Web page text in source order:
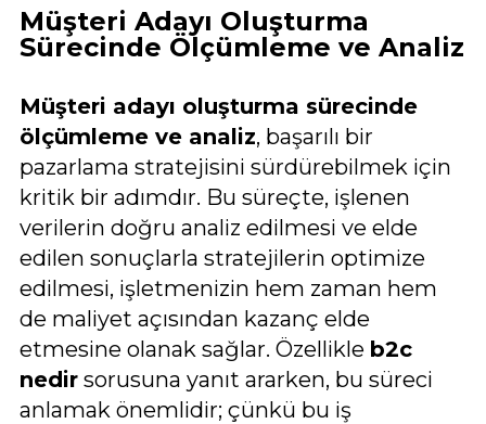
Müşteri Adayı Oluşturma
Sürecinde Ölçümleme ve Analiz
Müşteri adayı oluşturma sürecinde
ölçümleme ve analiz, başarılı bir
pazarlama stratejisini sürdürebilmek için
kritik bir adımdır. Bu süreçte, işlenen
verilerin doğru analiz edilmesi ve elde
edilen sonuçlarla stratejilerin optimize
edilmesi, işletmenizin hem zaman hem
de maliyet açısından kazanç elde
etmesine olanak sağlar. Özellikle b2c
nedir sorusuna yanıt ararken, bu süreci
anlamak önemlidir; çünkü bu iş